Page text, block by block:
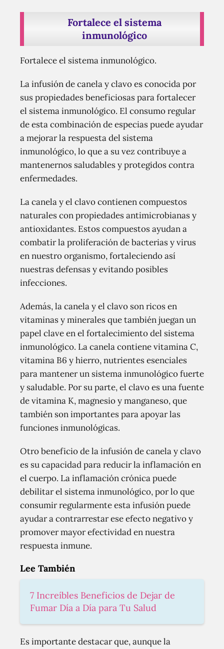
Fortalece el sistema
inmunológico
Fortalece el sistema inmunológico.
La infusión de canela y clavo es conocida por
sus propiedades beneficiosas para fortalecer
el sistema inmunológico. El consumo regular
de esta combinación de especias puede ayudar
a mejorar la respuesta del sistema
inmunológico, lo que a su vez contribuye a
mantenernos saludables y protegidos contra
enfermedades.
La canela y el clavo contienen compuestos
naturales con propiedades antimicrobianas y
antioxidantes. Estos compuestos ayudan a
combatir la proliferación de bacterias y virus
en nuestro organismo, fortaleciendo así
nuestras defensas y evitando posibles
infecciones.
Además, la canela y el clavo son ricos en
vitaminas y minerales que también juegan un
papel clave en el fortalecimiento del sistema
inmunológico. La canela contiene vitamina C,
vitamina B6 y hierro, nutrientes esenciales
para mantener un sistema inmunológico fuerte
y saludable. Por su parte, el clavo es una fuente
de vitamina K, magnesio y manganeso, que
también son importantes para apoyar las
funciones inmunológicas.
Otro beneficio de la infusión de canela y clavo
es su capacidad para reducir la inflamación en
el cuerpo. La inflamación crónica puede
debilitar el sistema inmunológico, por lo que
consumir regularmente esta infusión puede
ayudar a contrarrestar ese efecto negativo y
promover mayor efectividad en nuestra
respuesta inmune.
Lee También
7 Increíbles Beneficios de Dejar de
Fumar Día a Día para Tu Salud
Es importante destacar que, aunque la